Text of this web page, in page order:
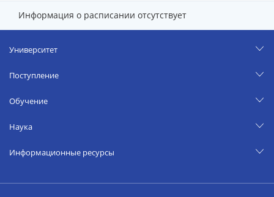
Информация о расписании отсутствует
Университет
Поступление
Обучение
Наука
Информационные ресурсы